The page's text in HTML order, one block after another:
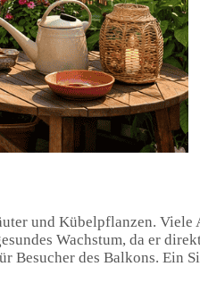
und Kübelpflanzen. Viele
Wachstum, da er
Besucher des Balkons. Ein